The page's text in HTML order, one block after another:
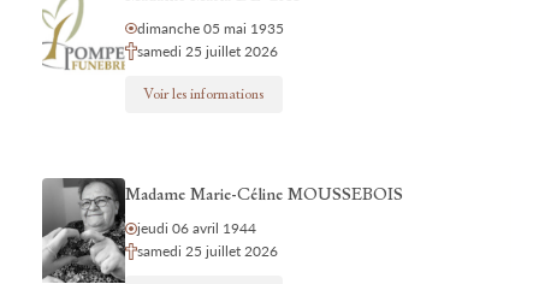
dimanche 05 mai 1935
samedi 25 juillet 2026
Voir les informations
Madame Marie-Céline MOUSSEBOIS
jeudi 06 avril 1944
samedi 25 juillet 2026